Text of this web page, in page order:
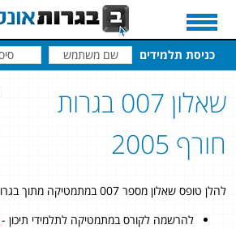
כניסת תלמידים
שאלון 007 בגרות
חורף 2005
להלן טופס שאלון מספר 007 במתמטיקה מתוך בגרות חורף 2005.
להרשמה לקורס במתמטיקה לתלמידי תיכון -